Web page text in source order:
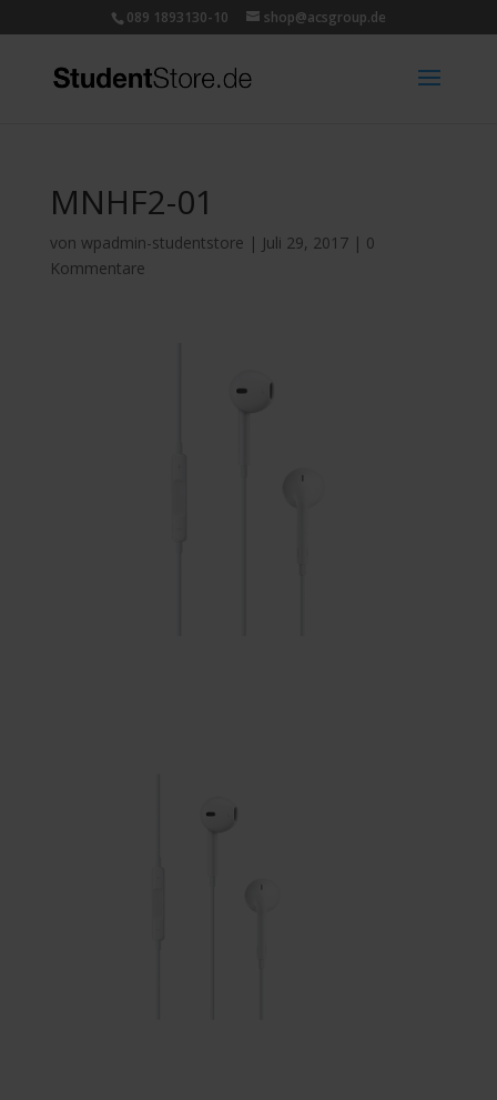
089 1893130-10 shop@acsgroup.de
MNHF2-01
von wpadmin-studentstore | Juli 29, 2017| 0
Kommentare